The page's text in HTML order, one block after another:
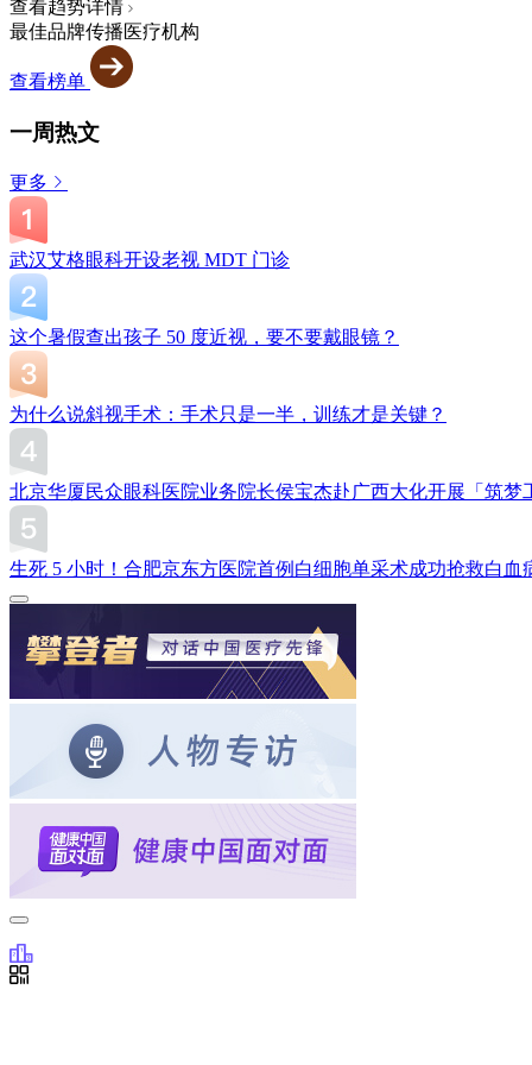
查看趋势详情
最佳品牌传播医疗机构
查看榜单
一周热文
更多
武汉艾格眼科开设老视 MDT 门诊
这个暑假查出孩子 50 度近视，要不要戴眼镜？
为什么说斜视手术：手术只是一半，训练才是关键？
北京华厦民众眼科医院业务院长侯宝杰赴广西大化开展「筑梦
生死 5 小时！合肥京东方医院首例白细胞单采术成功抢救白血